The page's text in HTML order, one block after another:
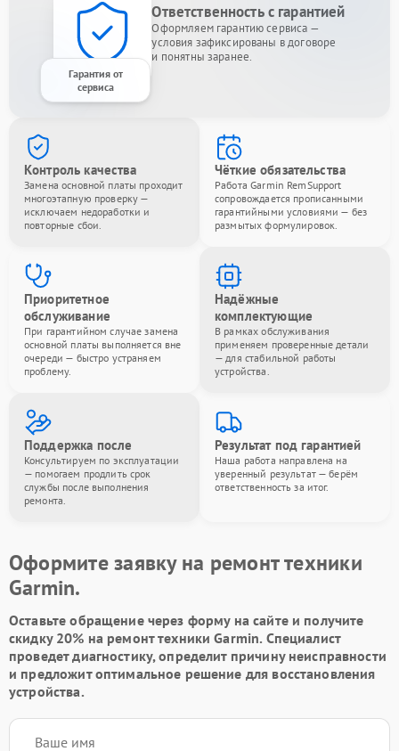
Гарантия от
сервиса
Ответственность с гарантией
Оформляем гарантию сервиса —
условия зафиксированы в договоре
и понятны заранее.
Контроль качества
Замена основной платы проходит
многоэтапную проверку —
исключаем недоработки и
повторные сбои.
Чёткие обязательства
Работа Garmin RemSupport
сопровождается прописанными
гарантийными условиями — без
размытых формулировок.
Приоритетное
обслуживание
При гарантийном случае замена
основной платы выполняется вне
очереди — быстро устраняем
проблему.
Надёжные
комплектующие
В рамках обслуживания
применяем проверенные детали
— для стабильной работы
устройства.
Поддержка после
Консультируем по эксплуатации
— помогаем продлить срок
службы после выполнения
ремонта.
Результат под гарантией
Наша работа направлена на
уверенный результат — берём
ответственность за итог.
Оформите заявку на ремонт техники
Garmin.
Оставьте обращение через форму на сайте и получите
скидку 20% на ремонт техники Garmin. Специалист
проведет диагностику, определит причину неисправности
и предложит оптимальное решение для восстановления
устройства.